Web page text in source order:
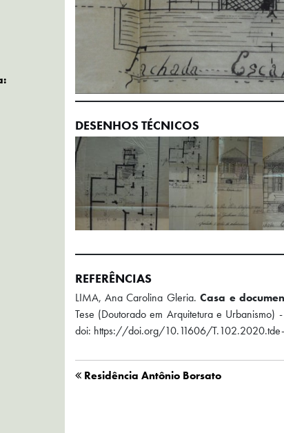
DESENHOS TÉCNICOS
REFERÊNCIAS
LIMA, Ana Carolina Gleria.Casa e
Tese (Doutorado em Arquitetura e
doi: https://doi.org/10.11606/
Residência Antônio Borsato